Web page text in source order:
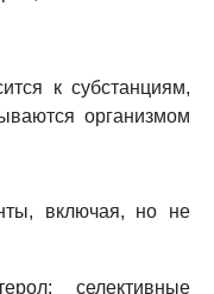
к субстанциям,
организмом
включая, но не
селективные